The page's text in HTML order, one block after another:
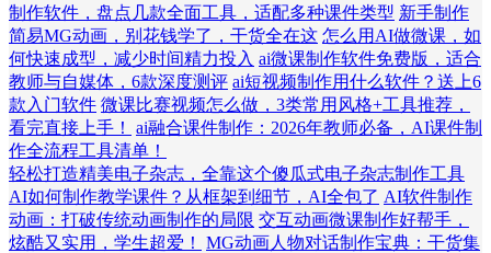
制作软件，盘点几款全面工具，适配多种课件类型 新手制作
简易MG动画，别花钱学了，干货全在这 怎么用AI做微课，如
何快速成型，减少时间精力投入 ai微课制作软件免费版，适合
教师与自媒体，6款深度测评 ai短视频制作用什么软件？送上6
款入门软件 微课比赛视频怎么做，3类常用风格+工具推荐，
看完直接上手！
ai融合课件制作：2026年教师必备，AI课件制
作全流程工具清单！
轻松打造精美电子杂志，全靠这个傻瓜式电子杂志制作工具
AI如何制作教学课件？从框架到细节，AI全包了 AI软件制作
动画：打破传统动画制作的局限 交互动画微课制作好帮手，
炫酷又实用，学生超爱！
MG动画人物对话制作宝典：干货集